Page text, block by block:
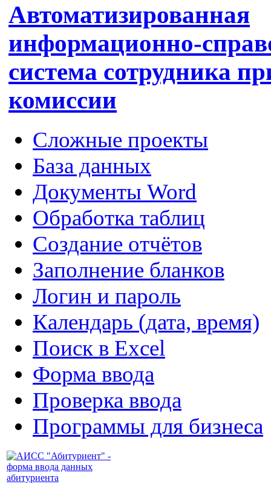
Автоматизированная
информационно-
система сотрудника
комиссии
Сложные проекты
База данных
Документы Word
Обработка таблиц
Создание отчётов
Заполнение бланков
Логин и пароль
Календарь (дата, время)
Поиск в Excel
Форма ввода
Проверка ввода
Программы для бизнеса